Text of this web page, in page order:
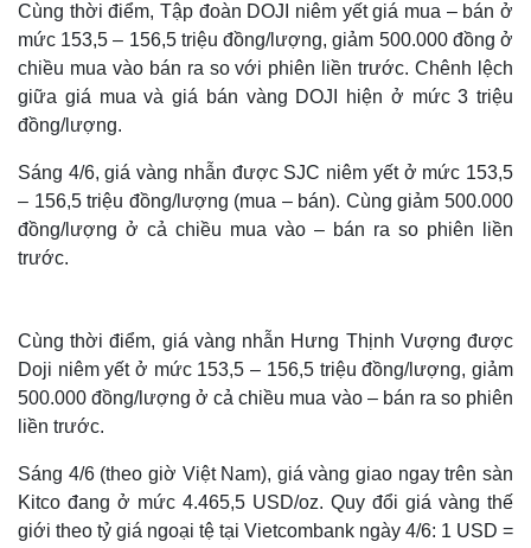
Cùng thời điểm, Tập đoàn DOJI niêm yết giá mua – bán ở
mức 153,5 – 156,5 triệu đồng/lượng, giảm 500.000 đồng ở
chiều mua vào bán ra so với phiên liền trước. Chênh lệch
giữa giá mua và giá bán vàng DOJI hiện ở mức 3 triệu
đồng/lượng.
Sáng 4/6, giá vàng nhẫn được SJC niêm yết ở mức 153,5
– 156,5 triệu đồng/lượng (mua – bán). Cùng giảm 500.000
đồng/lượng ở cả chiều mua vào – bán ra so phiên liền
trước.
Cùng thời điểm, giá vàng nhẫn Hưng Thịnh Vượng được
Doji niêm yết ở mức 153,5 – 156,5 triệu đồng/lượng, giảm
500.000 đồng/lượng ở cả chiều mua vào – bán ra so phiên
liền trước.
Sáng 4/6 (theo giờ Việt Nam), giá vàng giao ngay trên sàn
Kitco đang ở mức 4.465,5 USD/oz. Quy đổi giá vàng thế
giới theo tỷ giá ngoại tệ tại Vietcombank ngày 4/6: 1 USD =